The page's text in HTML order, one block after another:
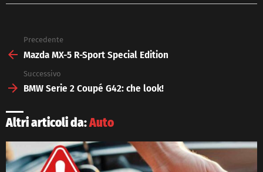
more
Precedente
Mazda MX-5 R-Sport Special Edition
Successivo
BMW Serie 2 Coupé G42: che look!
Altri articoli da:Auto